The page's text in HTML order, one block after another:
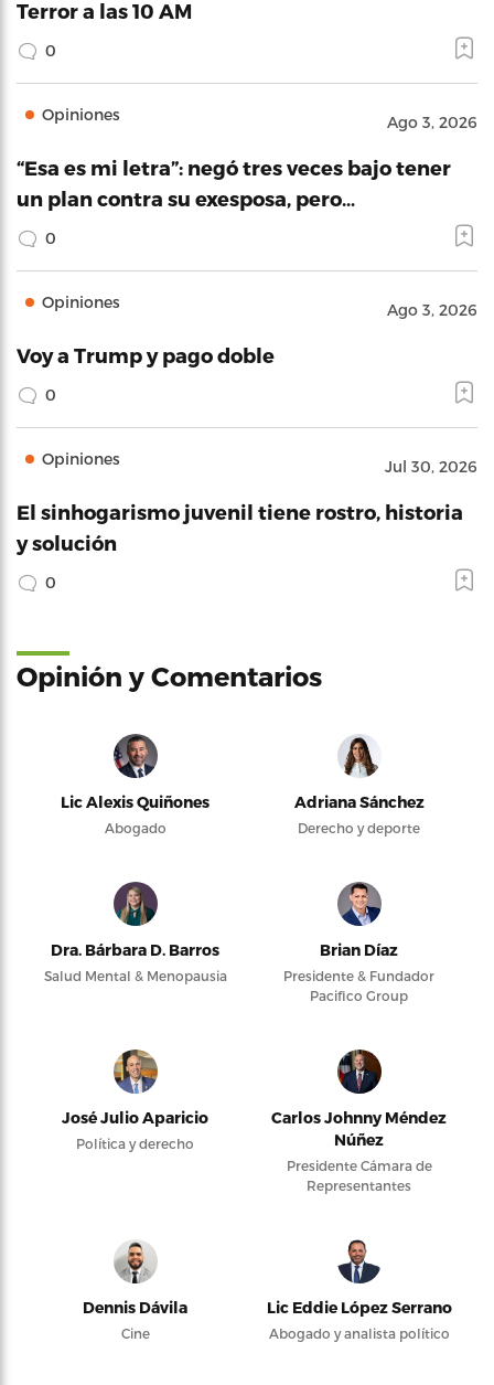
Terror a las 10 AM
0
Opiniones Ago 3, 2026
“Esa es mi letra”: negó tres veces bajo tener
un plan contra su exesposa, pero…
0
Opiniones Ago 3, 2026
Voy a Trump y pago doble
0
Opiniones Jul 30, 2026
El sinhogarismo juvenil tiene rostro, historia
y solución
0
Opinión y Comentarios
Lic Alexis Quiñones
Abogado
Adriana Sánchez
Derecho y deporte
Dra. Bárbara D. Barros
Salud Mental & Menopausia
Brian Díaz
Presidente & Fundador
Pacifico Group
José Julio Aparicio
Política y derecho
Carlos Johnny Méndez
Núñez
Presidente Cámara de
Representantes
Dennis Dávila
Cine
Lic Eddie López Serrano
Abogado y analista político